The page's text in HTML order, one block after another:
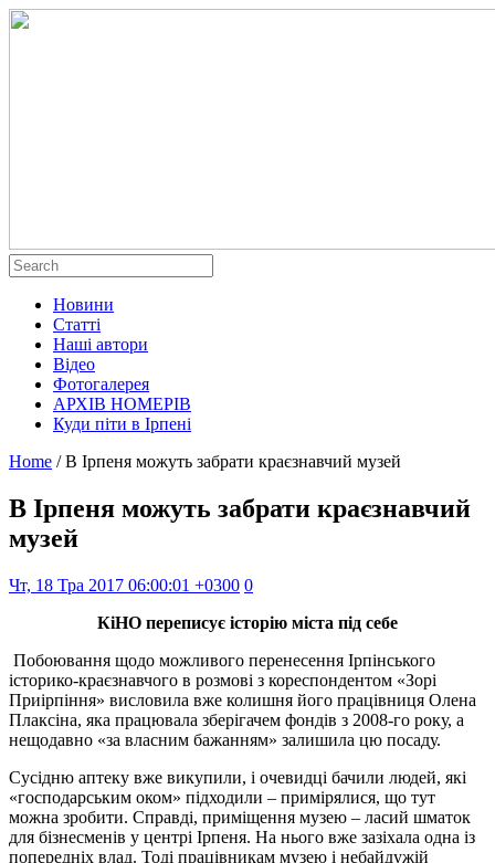
Новини
Статті
Наші автори
Відео
Фотогалерея
АРХІВ НОМЕРІВ
Куди піти в Ірпені
Home / В Ірпеня можуть забрати краєзнавчий музей
В Ірпеня можуть забрати краєзнавчий
музей
Чт, 18 Тра 2017 06:00:01 +0300 0
КіНО переписує історію міста під себе
Побоювання щодо можливого перенесення Ірпінського
історико-краєзнавчого в розмові з кореспондентом «Зорі
Приірпіння» висловила вже колишня його працівниця Олена
Плаксіна, яка працювала зберігачем фондів з 2008-го року, а
нещодавно «за власним бажанням» залишила цю посаду.
Сусідню аптеку вже викупили, і очевидці бачили людей, які
«господарським оком» підходили – примірялися, що тут
можна зробити. Справді, приміщення музею – ласий шматок
для бізнесменів у центрі Ірпеня. На нього вже зазіхала одна із
попередніх влад. Тоді працівникам музею і небайдужій